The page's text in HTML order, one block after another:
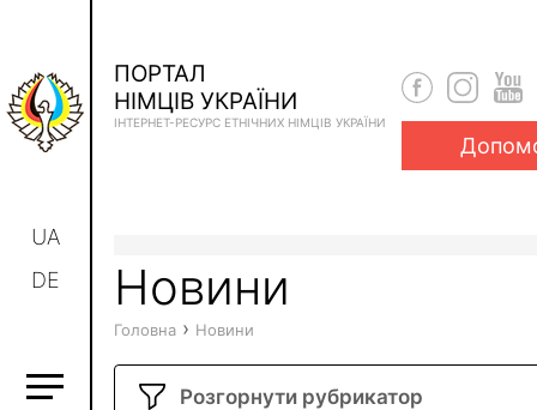
UA
DE
ПОРТАЛ
НІМЦІВ УКРАЇНИ
ІНТЕРНЕТ-РЕСУРС ЕТНІЧНИХ НІМЦІВ УКРАЇНИ
Новини
Головна › Новини
Розгорнути рубрикатор